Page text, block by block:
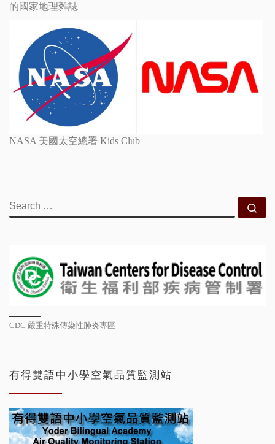
的國家地理雜誌
NASA 美國太空總署 Kids Club
SEARCH
CDC 嚴重特殊傳染性肺炎專區
有得雙語中小學空氣品質監測站